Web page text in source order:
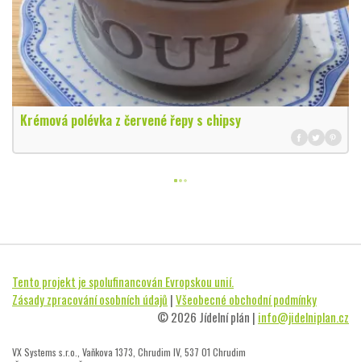
Krémová polévka z červené řepy s chipsy
Tento projekt je spolufinancován Evropskou unií.
Zásady zpracování osobních údajů |Všeobecné obchodní podmínky
© 2026 Jídelní plán | info@jidelniplan.cz
VX Systems s.r.o., Vaňkova 1373, Chrudim IV, 537 01 Chrudim